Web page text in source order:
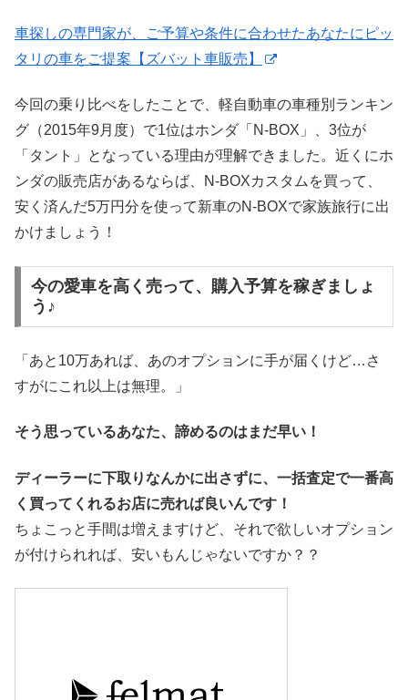
車探しの専門家が、ご予算や条件に合わせたあなたにピッ
タリの車をご提案【ズバット車販売】
今回の乗り比べをしたことで、軽自動車の車種別ランキン
グ（2015年9月度）で1位はホンダ「N-BOX」、3位が
「タント」となっている理由が理解できました。近くにホ
ンダの販売店があるならば、N-BOXカスタムを買って、
安く済んだ5万円分を使って新車のN-BOXで家族旅行に出
かけましょう！
今の愛車を高く売って、購入予算を稼ぎましょ
う♪
「あと10万あれば、あのオプションに手が届くけど…さ
すがにこれ以上は無理。」
そう思っているあなた、諦めるのはまだ早い！
ディーラーに下取りなんかに出さずに、一括査定で一番高
く買ってくれるお店に売れば良いんです！
ちょこっと手間は増えますけど、それで欲しいオプション
が付けられれば、安いもんじゃないですか？？